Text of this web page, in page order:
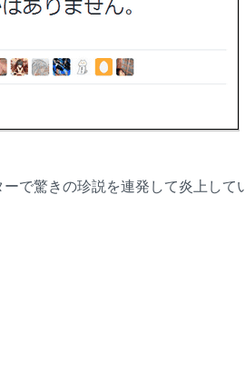
で驚きの珍説を連発して炎上して